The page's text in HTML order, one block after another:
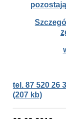
tel. 87 520 26
(207 kb)